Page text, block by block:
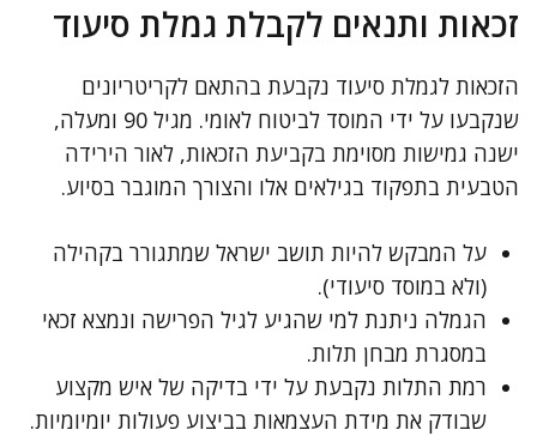
זכאות ותנאים לקבלת גמלת סיעוד
הזכאות לגמלת סיעוד נקבעת בהתאם לקריטריונים
שנקבעו על ידי המוסד לביטוח לאומי. מגיל 90 ומעלה,
ישנה גמישות מסוימת בקביעת הזכאות, לאור הירידה
הטבעית בתפקוד בגילאים אלו והצורך המוגבר בסיוע.
על המבקש להיות תושב ישראל שמתגורר בקהילה
(ולא במוסד סיעודי).
הגמלה ניתנת למי שהגיע לגיל הפרישה ונמצא זכאי
במסגרת מבחן תלות.
רמת התלות נקבעת על ידי בדיקה של איש מקצוע
שבודק את מידת העצמאות בביצוע פעולות יומיומיות.